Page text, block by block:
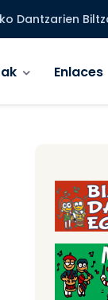
Dantzarien
Enlaces